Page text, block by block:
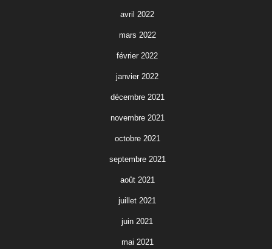
avril 2022
mars 2022
février 2022
janvier 2022
décembre 2021
novembre 2021
octobre 2021
septembre 2021
août 2021
juillet 2021
juin 2021
mai 2021